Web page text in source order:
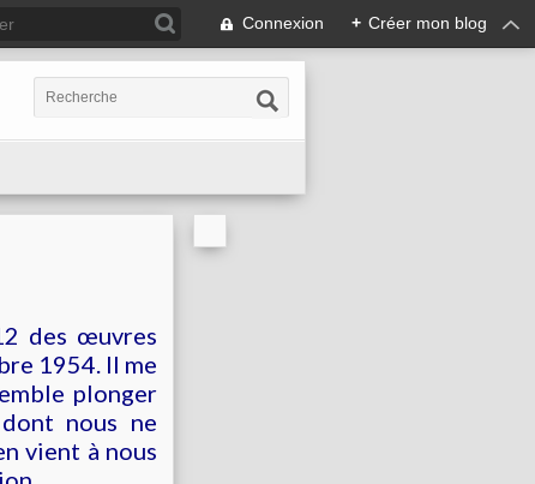
Connexion + Créer mon blog
des œuvres
1954. Il me
plonger
nous ne
vient à nous